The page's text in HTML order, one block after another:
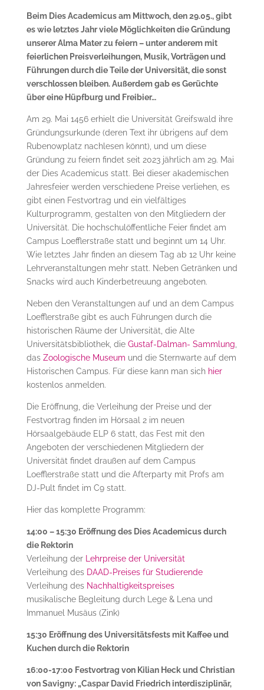
Beim Dies Academicus am Mittwoch, den 29.05., gibt
es wie letztes Jahr viele Möglichkeiten die Gründung
unserer Alma Mater zu feiern – unter anderem mit
feierlichen Preisverleihungen, Musik, Vorträgen und
Führungen durch die Teile der Universität, die sonst
verschlossen bleiben. Außerdem gab es Gerüchte
über eine Hüpfburg und Freibier…
Am 29. Mai 1456 erhielt die Universität Greifswald ihre
Gründungsurkunde (deren Text ihr übrigens auf dem
Rubenowplatz nachlesen könnt), und um diese
Gründung zu feiern findet seit 2023 jährlich am 29. Mai
der Dies Academicus statt. Bei dieser akademischen
Jahresfeier werden verschiedene Preise verliehen, es
gibt einen Festvortrag und ein vielfältiges
Kulturprogramm, gestalten von den Mitgliedern der
Universität. Die hochschulöffentliche Feier findet am
Campus Loefflerstraße statt und beginnt um 14 Uhr.
Wie letztes Jahr finden an diesem Tag ab 12 Uhr keine
Lehrveranstaltungen mehr statt. Neben Getränken und
Snacks wird auch Kinderbetreuung angeboten.
Neben den Veranstaltungen auf und an dem Campus
Loefflerstraße gibt es auch Führungen durch die
historischen Räume der Universität, die Alte
Universitätsbibliothek, die Gustaf-Dalman- Sammlung,
das Zoologische Museum und die Sternwarte auf dem
Historischen Campus. Für diese kann man sich hier
kostenlos anmelden.
Die Eröffnung, die Verleihung der Preise und der
Festvortrag finden im Hörsaal 2 im neuen
Hörsaalgebäude ELP 6 statt, das Fest mit den
Angeboten der verschiedenen Mitgliedern der
Universität findet draußen auf dem Campus
Loefflerstraße statt und die Afterparty mit Profs am
DJ-Pult findet im C9 statt.
Hier das komplette Programm:
14:00 – 15:30 Eröffnung des Dies Academicus durch
die Rektorin
Verleihung der Lehrpreise der Universität
Verleihung des DAAD-Preises für Studierende
Verleihung des Nachhaltigkeitspreises
musikalische Begleitung durch Lege & Lena und
Immanuel Musäus (Zink)
15:30 Eröffnung des Universitätsfests mit Kaffee und
Kuchen durch die Rektorin
16:00-17:00 Festvortrag von Kilian Heck und Christian
von Savigny: „Caspar David Friedrich interdisziplinär,